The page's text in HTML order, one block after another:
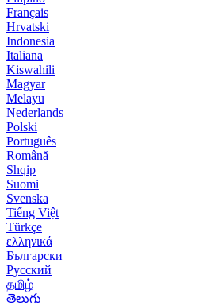
Français
Hrvatski
Indonesia
Italiana
Kiswahili
Magyar
Melayu
Nederlands
Polski
Português
Română
Shqip
Suomi
Svenska
Tiếng Việt
Türkçe
ελληνικά
Български
Русский
தமிழ்
తెలుగు